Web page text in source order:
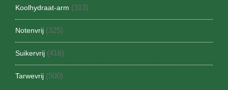
Koolhydraat-arm (313)
Notenvrij (325)
Suikervrij (416)
Tarwevrij (500)